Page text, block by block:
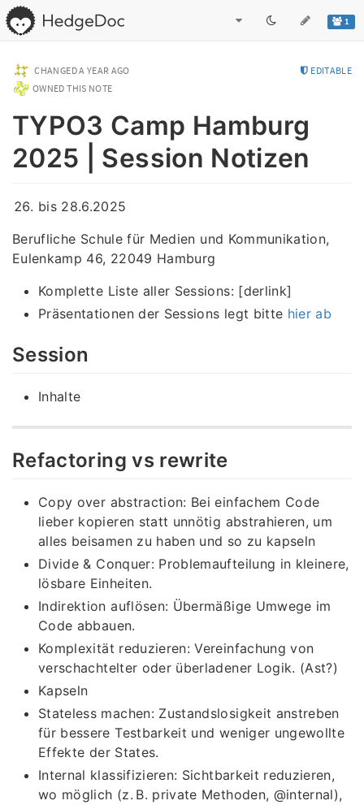
1
CHANGEDA YEAR AGO
EDITABLE
OWNED THIS NOTE
TYPO3 Camp Hamburg
2025 | Session Notizen
bis 28.6.2025
Berufliche Schule für Medien und Kommunikation,
Eulenkamp 46, 22049 Hamburg
Komplette Liste aller Sessions: [derlink]
Präsentationen der Sessions legt bitte hier ab
Session
Inhalte
Refactoring vs rewrite
Copy over abstraction: Bei einfachem Code
lieber kopieren statt unnötig abstrahieren, um
alles beisamen zu haben und so zu kapseln
Divide & Conquer: Problemaufteilung in kleinere,
lösbare Einheiten.
Indirektion auflösen: Übermäßige Umwege im
Code abbauen.
Komplexität reduzieren: Vereinfachung von
verschachtelter oder überladener Logik. (Ast?)
Kapseln
Stateless machen: Zustandslosigkeit anstreben
für bessere Testbarkeit und weniger ungewollte
Effekte der States.
Internal klassifizieren: Sichtbarkeit reduzieren,
wo möglich (z. B. private Methoden, @internal),